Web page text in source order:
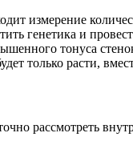
измерение
генетика и
тонуса
только расти,
рассмотреть